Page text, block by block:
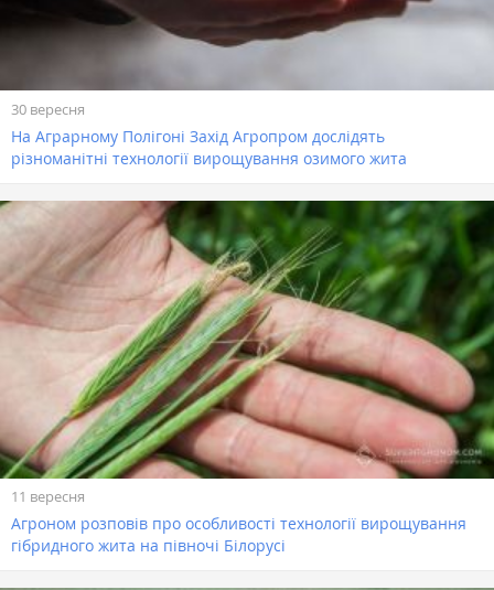
30 вересня
На Аграрному Полігоні Захід Агропром дослідять
різноманітні технології вирощування озимого жита
11 вересня
Агроном розповів про особливості технології вирощування
гібридного жита на півночі Білорусі